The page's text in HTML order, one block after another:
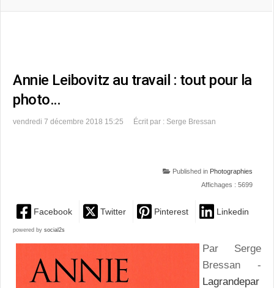
Annie Leibovitz au travail : tout pour la
photo…
vendredi 7 décembre 2018 15:25 Écrit par : Serge Bressan
Published in Photographies
Affichages : 5699
Facebook Twitter Pinterest Linkedin
powered by social2s
Par Serge
Bressan -
Lagrandepar